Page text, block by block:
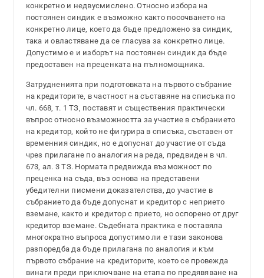
конкретно и недвусмислено. Относно избора на
постоянен синдик е възможно както посочването на
конкретно лице, което да бъде предложено за синдик,
така и овластяване да се гласува за конкретно лице.
Допустимо е и изборът на постоянен синдик да бъде
предоставен на преценката на пълномощника.
Затрудненията при подготовката на първото събрание
на кредиторите, в частност на съставяне на списъка по
чл. 668, т. 1 ТЗ, поставят и съществения практически
въпрос относно възможността за участие в събранието
на кредитор, който не фигурира в списъка, съставен от
временния синдик, но е допуснат до участие от съда
чрез прилагане по аналогия на реда, предвиден в чл.
673, ал. 3 ТЗ. Нормата предвижда възможност по
преценка на съда, въз основа на представени
убедителни писмени доказателства, до участие в
събранието да бъде допуснат и кредитор с неприето
вземане, както и кредитор с прието, но оспорено от друг
кредитор вземане. Съдебната практика е поставяла
многократно въпроса допустимо ли е тази законова
разпоредба да бъде прилагана по аналогия и към
първото събрание на кредиторите, което се провежда
винаги преди приключване на етапа по предявяване на